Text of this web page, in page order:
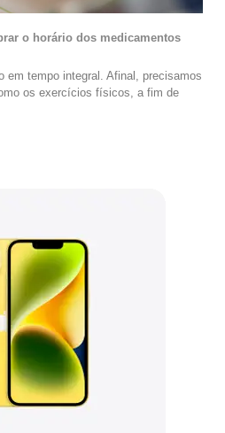
o horário dos medicamentos
em tempo integral. Afinal, precisamos
os exercícios físicos, a fim de